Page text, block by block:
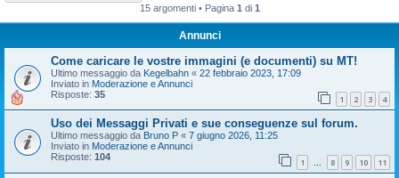
15 argomenti • Pagina 1 di 1
Annunci
Come caricare le vostre immagini (e documenti) su MT!
Ultimo messaggio da Kegelbahn « 22 febbraio 2023, 17:09
Inviato in Moderazione e Annunci
Risposte: 35 1 2 3 4
Uso dei Messaggi Privati e sue conseguenze sul forum.
Ultimo messaggio da Bruno P « 7 giugno 2026, 11:25
Inviato in Moderazione e Annunci
Risposte: 104 1 … 8 9 10 11